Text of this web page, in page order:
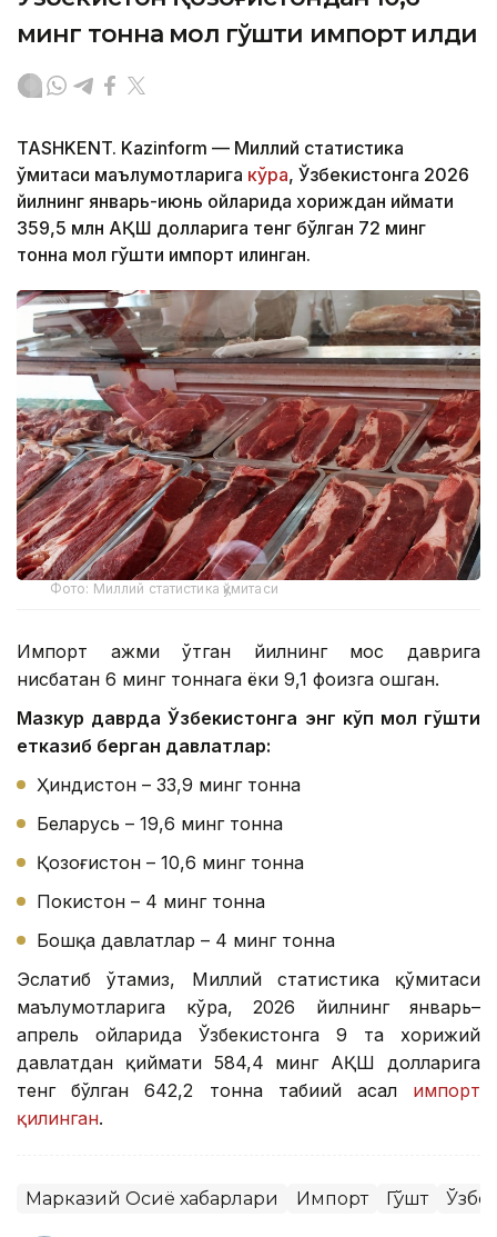
минг тонна мол гўшти импорт қилди
TASHKENT. Kazinform — Миллий статистика
қўмитаси маълумотларига кўра, Ўзбекистонга 2026
йилнинг январь-июнь ойларида хориждан қиймати
359,5 млн АҚШ долларига тенг бўлган 72 минг
тонна мол гўшти импорт қилинган.
Фото: Миллий статистика қўмитаси
Импорт ҳажми ўтган йилнинг мос даврига
нисбатан 6 минг тоннага ёки 9,1 фоизга ошган.
Мазкур даврда Ўзбекистонга энг кўп мол гўшти
етказиб берган давлатлар:
Ҳиндистон – 33,9 минг тонна
Беларусь – 19,6 минг тонна
Қозоғистон – 10,6 минг тонна
Покистон – 4 минг тонна
Бошқа давлатлар – 4 минг тонна
Эслатиб ўтамиз, Миллий статистика қўмитаси
маълумотларига кўра, 2026 йилнинг январь–
апрель ойларида Ўзбекистонга 9 та хорижий
давлатдан қиймати 584,4 минг АҚШ долларига
тенг бўлган 642,2 тонна табиий асал импорт
қилинган.
Марказий Осиё хабарлари Импорт Гўшт